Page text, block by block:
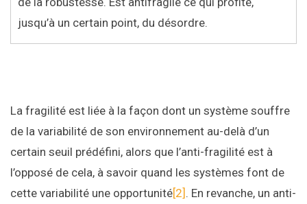
jusqu’à un certain point, du désordre.
La fragilité est liée à la façon dont un système souffre
de la variabilité de son environnement au-delà d’un
certain seuil prédéfini, alors que l’anti-fragilité est à
l’opposé de cela, à savoir quand les systèmes font de
cette variabilité une opportunité[2] . En revanche, un anti-